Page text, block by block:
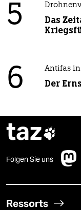
5
Das
6 Antifas
Der
taz
Folgen Sie uns
Ressorts